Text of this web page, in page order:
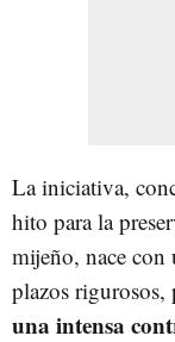
La iniciativa,
hito para la
mijeño, nace con
plazos rigurosos,
una intensa